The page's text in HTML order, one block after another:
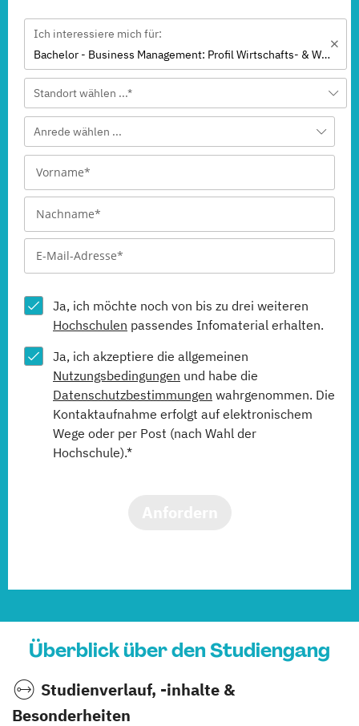
Ich interessiere mich für:
Bachelor - Business Management: Profil Wirtschafts- & Werbepsychologie
Standort wählen ...*
Anrede wählen ...
Ja, ich möchte noch von bis zu drei weiteren
Hochschulen passendes Infomaterial erhalten.
Ja, ich akzeptiere die allgemeinen
Nutzungsbedingungen und habe die
Datenschutzbestimmungen wahrgenommen. Die
Kontaktaufnahme erfolgt auf elektronischem
Wege oder per Post (nach Wahl der
Hochschule).*
Überblick über den Studiengang
Studienverlauf, -inhalte &
Besonderheiten